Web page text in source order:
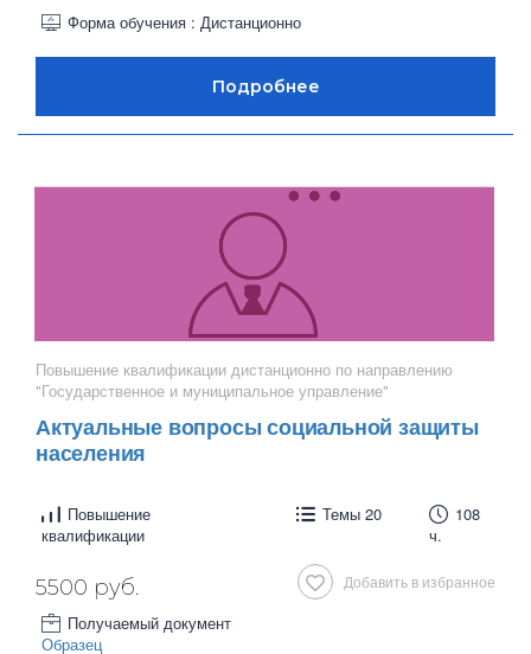
Форма обучения : Дистанционно
Повышение квалификации дистанционно по направлению
"Государственное и муниципальное управление"
Актуальные вопросы социальной защиты
населения
Повышение
квалификации
Темы 20
108
ч.
Добавить в избранное
5500 руб.
Получаемый документ
Образец